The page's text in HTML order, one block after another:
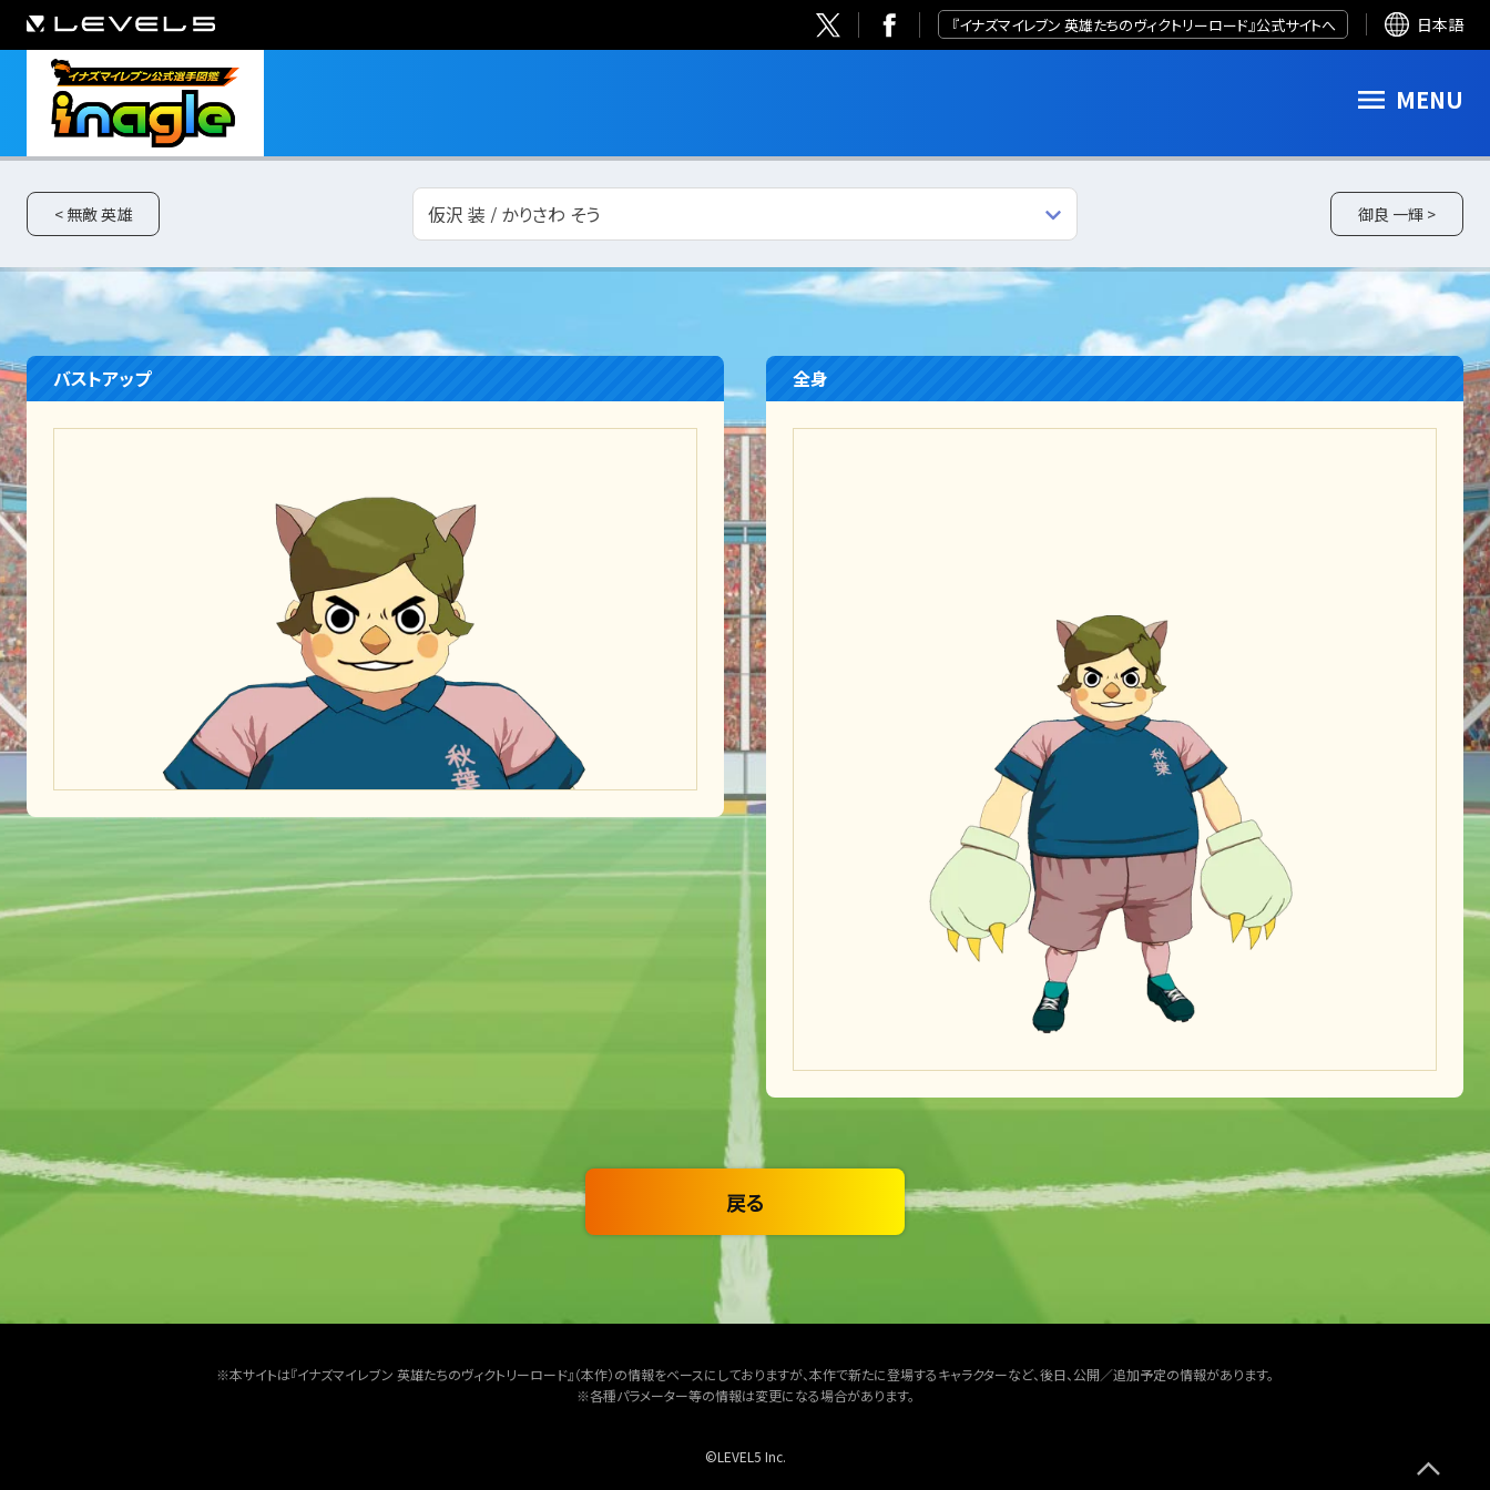
『イナズマイレブン 英雄たちのヴィクトリーロード』公式サイトへ 日本語
MENU
< 無敵 英雄 仮沢 装 / かりさわ そう 御良 一輝 >
バストアップ 全身
戻る
※本サイトは『イナズマイレブン 英雄たちのヴィクトリーロード』（本作）の情報をベースにしておりますが、本作で新たに登場するキャラクターなど、後日、公開／追加予定の情報があります。
※各種パラメーター等の情報は変更になる場合があります。
©LEVEL5 Inc.